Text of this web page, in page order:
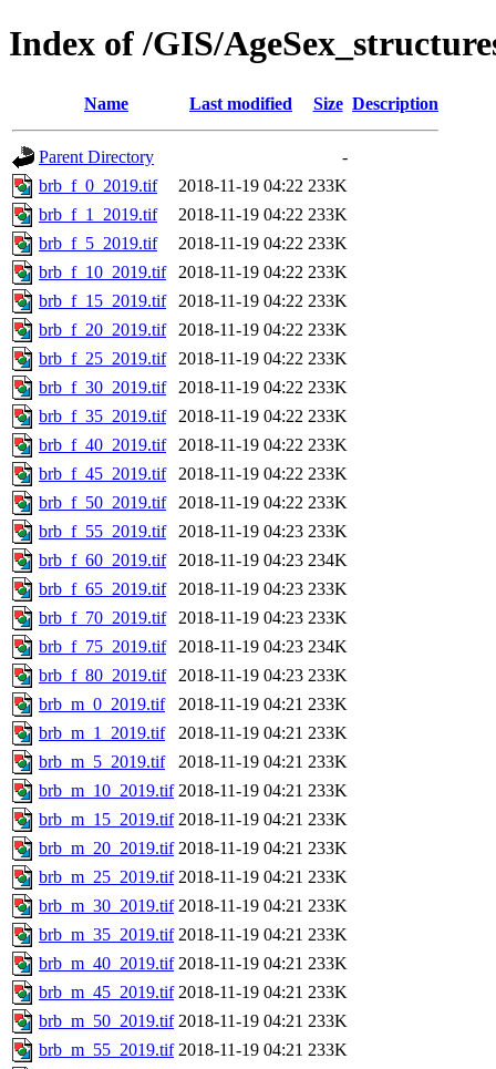
Index of /GIS/
Name Last modified Size Description
Parent Directory
-
brb_f_0_2019.tif
2018-11-19 04:22 233K
brb_f_1_2019.tif
2018-11-19 04:22 233K
brb_f_5_2019.tif
2018-11-19 04:22 233K
brb_f_10_2019.tif
2018-11-19 04:22 233K
brb_f_15_2019.tif
2018-11-19 04:22 233K
brb_f_20_2019.tif
2018-11-19 04:22 233K
brb_f_25_2019.tif
2018-11-19 04:22 233K
brb_f_30_2019.tif
2018-11-19 04:22 233K
brb_f_35_2019.tif
2018-11-19 04:22 233K
brb_f_40_2019.tif
2018-11-19 04:22 233K
brb_f_45_2019.tif
2018-11-19 04:22 233K
brb_f_50_2019.tif
2018-11-19 04:22 233K
brb_f_55_2019.tif
2018-11-19 04:23 233K
brb_f_60_2019.tif
2018-11-19 04:23 234K
brb_f_65_2019.tif
2018-11-19 04:23 233K
brb_f_70_2019.tif
2018-11-19 04:23 233K
brb_f_75_2019.tif
2018-11-19 04:23 234K
brb_f_80_2019.tif
2018-11-19 04:23 233K
brb_m_0_2019.tif
2018-11-19 04:21 233K
brb_m_1_2019.tif
2018-11-19 04:21 233K
brb_m_5_2019.tif
2018-11-19 04:21 233K
brb_m_10_2019.tif 2018-11-19 04:21 233K
brb_m_15_2019.tif 2018-11-19 04:21 233K
brb_m_20_2019.tif 2018-11-19 04:21 233K
brb_m_25_2019.tif 2018-11-19 04:21 233K
brb_m_30_2019.tif 2018-11-19 04:21 233K
brb_m_35_2019.tif 2018-11-19 04:21 233K
brb_m_40_2019.tif 2018-11-19 04:21 233K
brb_m_45_2019.tif 2018-11-19 04:21 233K
brb_m_50_2019.tif 2018-11-19 04:21 233K
brb_m_55_2019.tif 2018-11-19 04:21 233K